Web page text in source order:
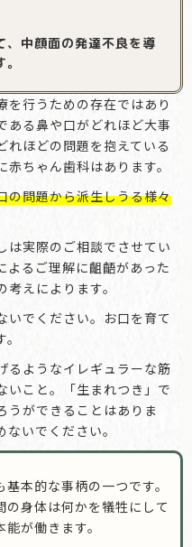
、中顔面の発達不良を導
を行うための存在ではあり
ある鼻や口がどれほど大事
れほどの問題を抱えている
ちゃん歯科はあります。
の問題から派生しうる様々
実際のご相談でさせてい
よるご理解に齟齬があった
えによります。
いでください。お口を育て
るようなイレギュラーな筋
いこと。「生まれつき」で
うができることはありま
いでください。
本的な事柄の一つです。
身体は何かを犠牲にして
が働きます。